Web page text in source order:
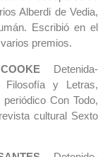
Alberdi de Vedia,
Escribió en el
premios.
Detenida-
Filosofía y Letras,
Con Todo,
cultural Sexto